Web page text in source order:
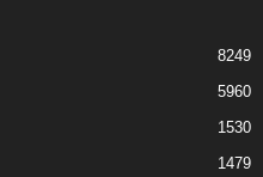
8249
5960
1530
1479